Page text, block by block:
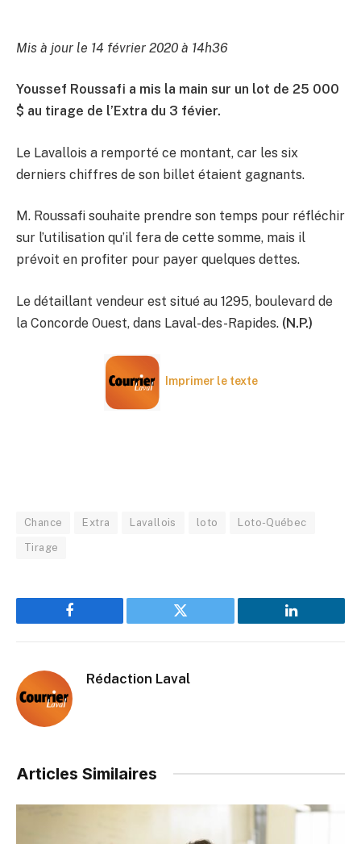
Mis à jour le 14 février 2020 à 14h36
Youssef Roussafi a mis la main sur un lot de 25 000
$ au tirage de l’Extra du 3 févier.
Le Lavallois a remporté ce montant, car les six
derniers chiffres de son billet étaient gagnants.
M. Roussafi souhaite prendre son temps pour réfléchir
sur l’utilisation qu’il fera de cette somme, mais il
prévoit en profiter pour payer quelques dettes.
Le détaillant vendeur est situé au 1295, boulevard de
la Concorde Ouest, dans Laval-des-Rapides. (N.P.)
Imprimer le texte
Chance Extra Lavallois loto Loto-Québec
Tirage
Facebook Twitter LinkedIn
Rédaction Laval
Articles Similaires